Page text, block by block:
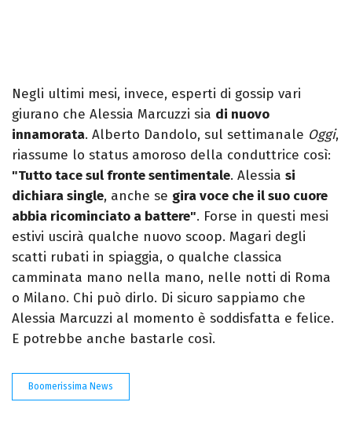
Negli ultimi mesi, invece, esperti di gossip vari
giurano che Alessia Marcuzzi sia di nuovo
innamorata. Alberto Dandolo, sul settimanale Oggi,
riassume lo status amoroso della conduttrice così:
"Tutto tace sul fronte sentimentale. Alessia si
dichiara single, anche se gira voce che il suo cuore
abbia ricominciato a battere". Forse in questi mesi
estivi uscirà qualche nuovo scoop. Magari degli
scatti rubati in spiaggia, o qualche classica
camminata mano nella mano, nelle notti di Roma
o Milano. Chi può dirlo. Di sicuro sappiamo che
Alessia Marcuzzi al momento è soddisfatta e felice.
E potrebbe anche bastarle così.
Boomerissima News